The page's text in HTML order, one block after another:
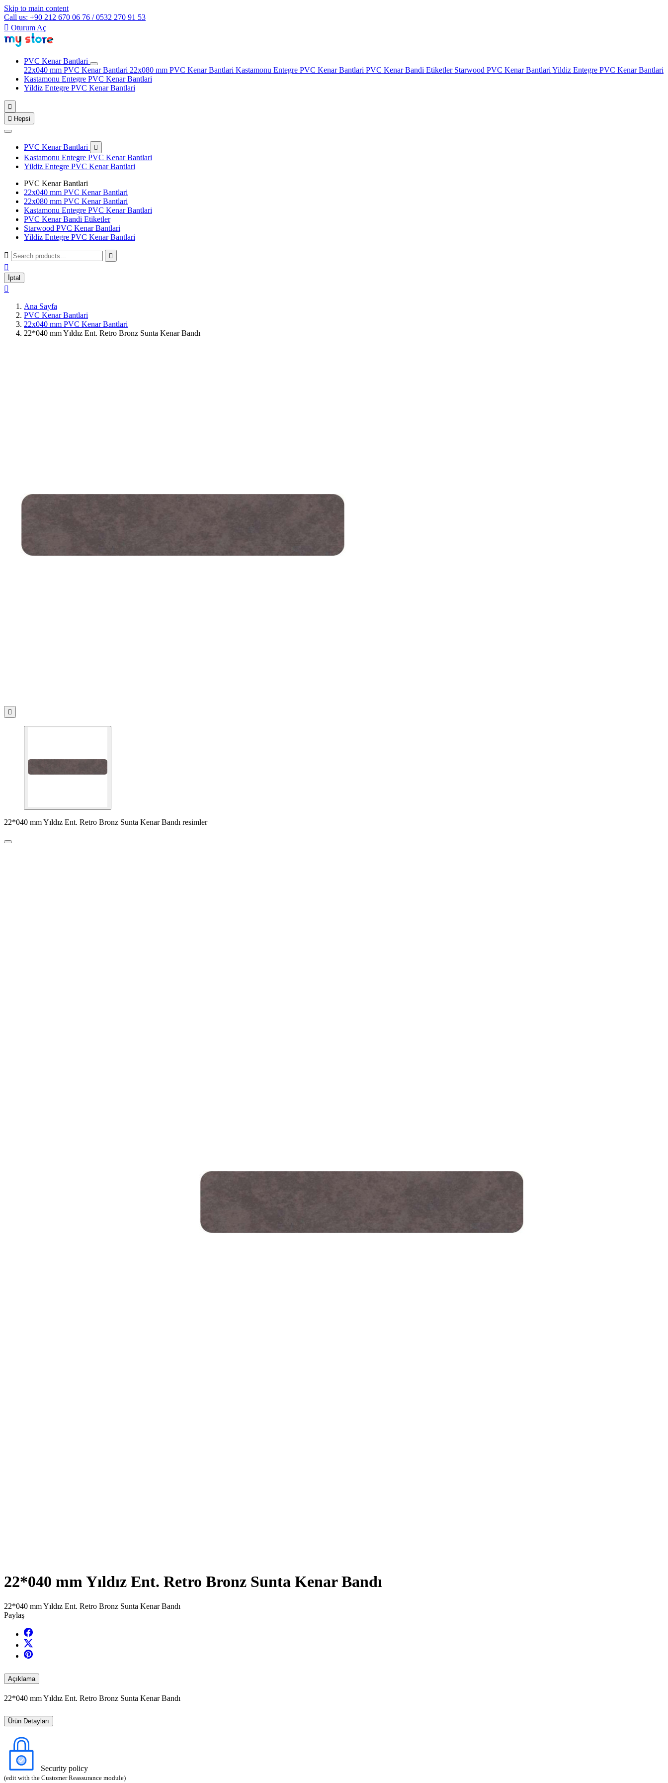
Skip to main content
Call us: +90 212 670 06 76 / 0532 270 91 53
 Oturum Aç
PVC Kenar Bantlari
22x040 mm PVC Kenar Bantlari 22x080 mm PVC Kenar Bantlari Kastamonu Entegre PVC Kenar Bantlari PVC Kenar Bandi Etiketler Starwood PVC Kenar Bantlari Yildiz Entegre PVC Kenar Bantlari
Kastamonu Entegre PVC Kenar Bantlari
Yildiz Entegre PVC Kenar Bantlari

 Hepsi
PVC Kenar Bantlari 
Kastamonu Entegre PVC Kenar Bantlari
Yildiz Entegre PVC Kenar Bantlari
PVC Kenar Bantlari
22x040 mm PVC Kenar Bantlari
22x080 mm PVC Kenar Bantlari
Kastamonu Entegre PVC Kenar Bantlari
PVC Kenar Bandi Etiketler
Starwood PVC Kenar Bantlari
Yildiz Entegre PVC Kenar Bantlari
 

İptal

Ana Sayfa
PVC Kenar Bantlari
22x040 mm PVC Kenar Bantlari
22*040 mm Yıldız Ent. Retro Bronz Sunta Kenar Bandı

22*040 mm Yıldız Ent. Retro Bronz Sunta Kenar Bandı resimler
22*040 mm Yıldız Ent. Retro Bronz Sunta Kenar Bandı
22*040 mm Yıldız Ent. Retro Bronz Sunta Kenar Bandı
Paylaş
Açıklama
22*040 mm Yıldız Ent. Retro Bronz Sunta Kenar Bandı
Ürün Detayları
Security policy
(edit with the Customer Reassurance module)